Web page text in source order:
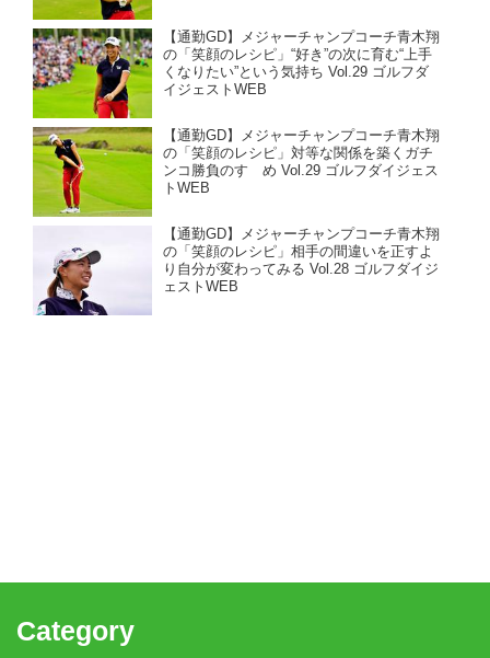
【通勤GD】メジャーチャンプコーチ青木翔
の「笑顔のレシピ」“好き”の次に育む“上手
くなりたい”という気持ち Vol.29 ゴルフダ
イジェストWEB
【通勤GD】メジャーチャンプコーチ青木翔
の「笑顔のレシピ」対等な関係を築くガチ
ンコ勝負のすゝめ Vol.29 ゴルフダイジェス
トWEB
【通勤GD】メジャーチャンプコーチ青木翔
の「笑顔のレシピ」相手の間違いを正すよ
り自分が変わってみる Vol.28 ゴルフダイジ
ェストWEB
Category